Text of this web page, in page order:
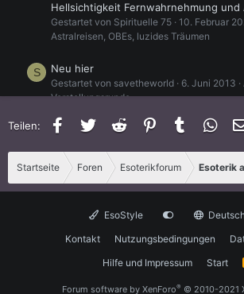
Hellsichtigkeit Fernwahrnehmung und
Gestartet von Spirituelle 75 10. Februar
Astralreisen, OBEs, luzides Träumen
S Neu hier
Gestartet von savetheworld 6. Juni 2013
Vorstellungsrunde
U Hi, ich bin neu hier und könnte etwas
Vorstellungsrunde
Teilen: FacebookTwitter Reddit PinterestTumblr
Startseite Foren Esoterikforum Esoterik
EsoStyle
Kontakt
Nutzungsbedingungen
Hilfe und Impressum
Start
Forum software by XenForo® © 2010-2021